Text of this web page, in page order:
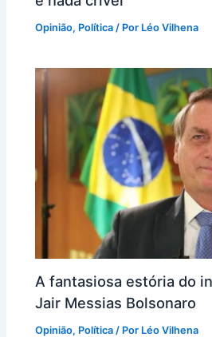
Opinião, Política / Por Léo Vilhena
A fantasiosa estória do
Jair Messias Bolsonaro
Opinião, Política / Por Léo Vilhena